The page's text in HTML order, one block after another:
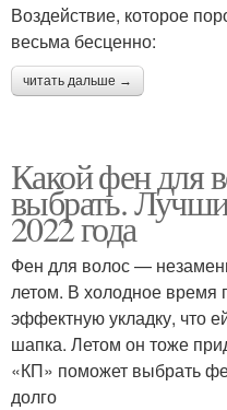
Воздействие, которое
весьма бесценно:
читать дальше →
Какой фен для
выбрать.
2022 года
Фен для волос —
летом. В холодное время
эффектную укладку, что
шапка. Летом он тоже
«КП» поможет выбрать
долго